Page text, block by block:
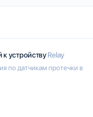
к устройствуRelay
по датчикам протечки в